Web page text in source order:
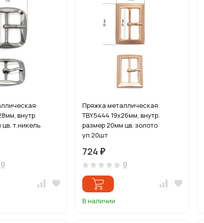
внутр.
т.никель
0
Пряжка металлическая
TBY.5444 19х26мм, внутр.
размер 20мм цв. золото
уп.20шт
724 ₽
0
В наличии